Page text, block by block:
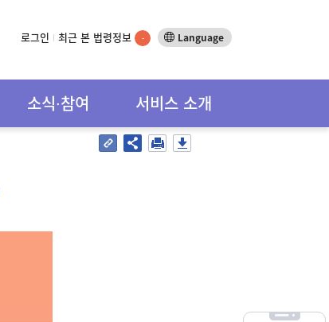
로그인 최근 본 법령정보 - Language
소식∙참여 서비스 소개